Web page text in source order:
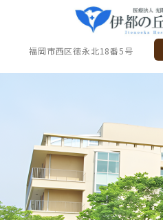
福岡市西区徳永北18番5号